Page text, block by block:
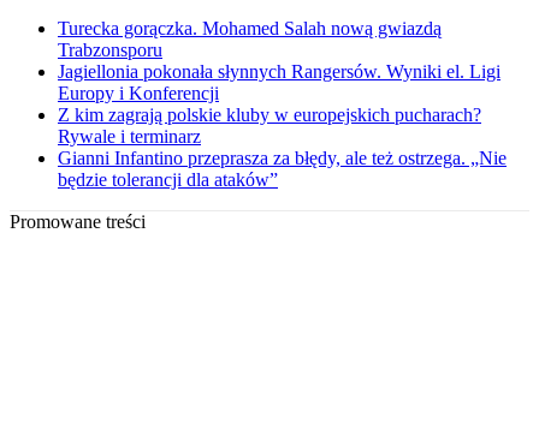
Turecka gorączka. Mohamed Salah nową gwiazdą
Trabzonsporu
Jagiellonia pokonała słynnych Rangersów. Wyniki el. Ligi
Europy i Konferencji
Z kim zagrają polskie kluby w europejskich pucharach?
Rywale i terminarz
Gianni Infantino przeprasza za błędy, ale też ostrzega. „Nie
będzie tolerancji dla ataków”
Promowane treści